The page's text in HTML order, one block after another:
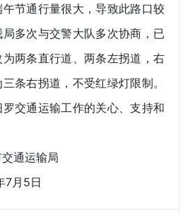
节通行量很大，导致此路口较
局多次与交警大队多次协商，已
两条直行道、两条左拐道，右
条右拐道，不受红绿灯限制。
交通运输工作的关心、支持和
通运输局
7月5日